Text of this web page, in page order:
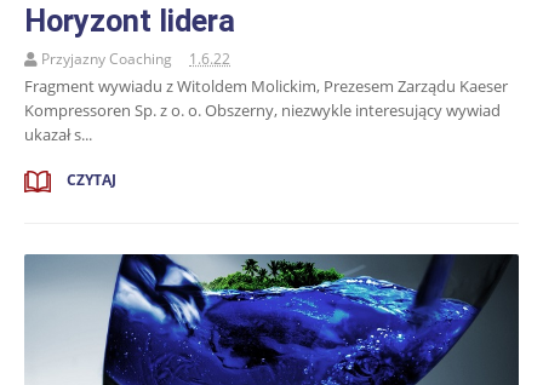
Horyzont lidera
Przyjazny Coaching 1.6.22
Fragment wywiadu z Witoldem Molickim, Prezesem Zarządu Kaeser
Kompressoren Sp. z o. o. Obszerny, niezwykle interesujący wywiad
ukazał s...
CZYTAJ